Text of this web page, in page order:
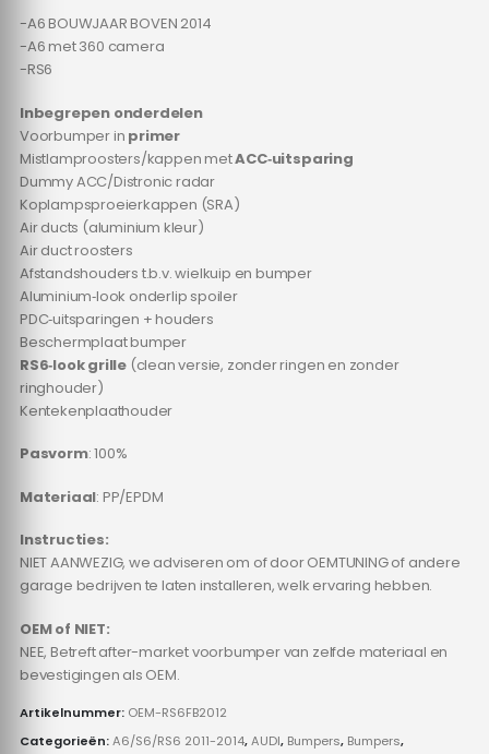
-A6 BOUWJAAR BOVEN 2014
-A6 met 360 camera
-RS6
Inbegrepen onderdelen
Voorbumper in primer
Mistlamproosters/kappen metACC‑uitsparing
Dummy ACC/Distronic radar
Koplampsproeierkappen (SRA)
Air ducts (aluminium kleur)
Air duct roosters
Afstandshouders t.b.v. wielkuip en bumper
Aluminium‑look onderlip spoiler
PDC‑uitsparingen + houders
Beschermplaat bumper
RS6‑look grille(clean versie, zonder ringen en zonder
ringhouder)
Kentekenplaathouder
Pasvorm: 100%
Materiaal: PP/EPDM
Instructies:
NIET AANWEZIG, we adviseren om of door OEMTUNING of andere
garage bedrijven te laten installeren, welk ervaring hebben.
OEM of NIET:
NEE, Betreft after-market voorbumper van zelfde materiaal en
bevestigingen als OEM.
Artikelnummer: OEM-RS6FB2012
Categorieën:A6/S6/RS6 2011-2014,AUDI, Bumpers, Bumpers,